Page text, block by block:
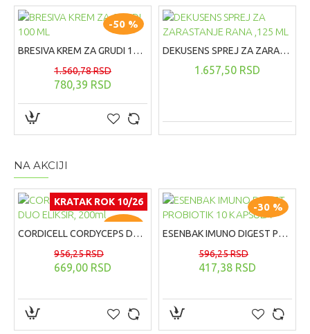
oksidativnog stresa.Kapsule proculin plus sadrže kompleks
sastojaka neophodnih za očuvanje vida i zaštitu očiju od
Ksantofilni pigmenti lutein i zeaksantin igraju važnu
ulogu u održanju funkcije retine.
Visoko koncentrovano i prečišćeno riblje ulje
(obogaćeno optimalnom koncentracijom DHA)
doprinosi održavanju normalnog vida.
Dodatne informacije
Uputstvo za korisnike
Odrasli dve kapsule dnevno.
-50 %
BRESIVA KREM ZA GRUDI 100 ML
780,39 RSD
1.560,78 RSD
DEKUSENS SPREJ ZA ZARASTANJE RANA ,125 ML
1.657,50 RSD
NA AKCIJI
KRATAK ROK 10/26
-30 %
CORDICELL CORDYCEPS DUO ELIKSIR, 200ml
669,00 RSD
956,25 RSD
-30 %
ESENBAK IMUNO DIGEST PROBIOTIK 10 KAPSULA
417,38 RSD
596,25 RSD